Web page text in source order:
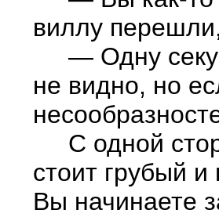
виллу
— Одну
не видно, но
С одной
стоит грубый
Вы начинаете